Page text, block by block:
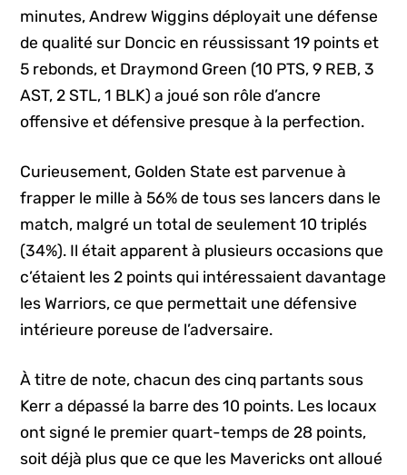
minutes, Andrew Wiggins déployait une défense
de qualité sur Doncic en réussissant 19 points et
5 rebonds, et Draymond Green (10 PTS, 9 REB, 3
AST, 2 STL, 1 BLK) a joué son rôle d’ancre
offensive et défensive presque à la perfection.
Curieusement, Golden State est parvenue à
frapper le mille à 56% de tous ses lancers dans le
match, malgré un total de seulement 10 triplés
(34%). Il était apparent à plusieurs occasions que
c’étaient les 2 points qui intéressaient davantage
les Warriors, ce que permettait une défensive
intérieure poreuse de l’adversaire.
À titre de note, chacun des cinq partants sous
Kerr a dépassé la barre des 10 points. Les locaux
ont signé le premier quart-temps de 28 points,
soit déjà plus que ce que les Mavericks ont alloué